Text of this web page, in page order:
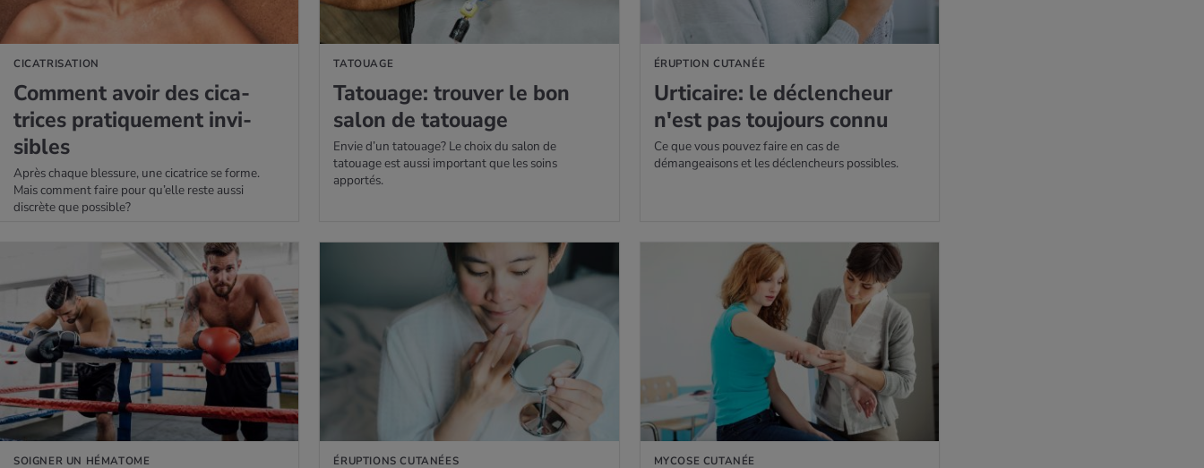
CICATRISATION
Com­ment avoir des cica­
trices pra­ti­que­ment invi­
sibles
Après chaque blessure, une cicatrice se forme.
Mais comment faire pour qu’elle reste aussi
discrète que possible?
TATOUAGE
Tatouage: trou­ver le bon
salon de tatouage
Envie d’un tatouage? Le choix du salon de
tatouage est aussi important que les soins
apportés.
ÉRUPTION CUTANÉE
Urti­caire: le déclen­cheur
n'est pas tou­jours connu
Ce que vous pouvez faire en cas de
démangeaisons et les déclencheurs possibles.
SOIGNER UN HÉMATOME
PLUS
ÉRUPTIONS CUTANÉES
EN SAVOIR PLUS
MYCOSE CUTANÉE